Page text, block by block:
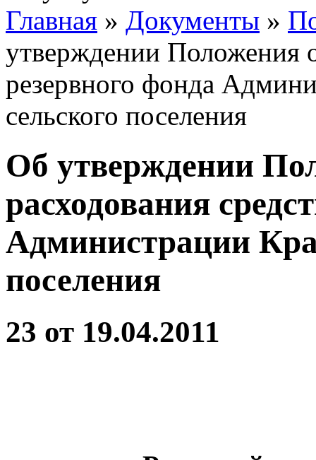
Главная » Документы »
утверждении Положения
резервного фонда
сельского поселения
Об утверждении
расходования
Администрации
поселения
23 от 19.04.2011